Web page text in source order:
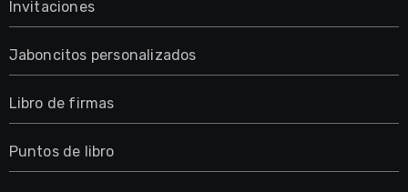
Invitaciones
Jaboncitos personalizados
Libro de firmas
Puntos de libro